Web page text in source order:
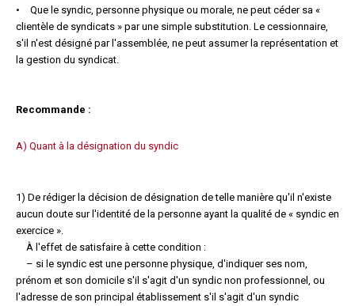
• Que le syndic, personne physique ou morale, ne peut céder sa «
clientèle de syndicats » par une simple substitution. Le cessionnaire,
s'il n'est désigné par l'assemblée, ne peut assumer la représentation et
la gestion du syndicat.
Recommande :
A) Quant à la désignation du syndic
1) De rédiger la décision de désignation de telle manière qu'il n'existe
aucun doute sur l'identité de la personne ayant la qualité de « syndic en
exercice ».
À l'effet de satisfaire à cette condition :
– si le syndic est une personne physique, d'indiquer ses nom,
prénom et son domicile s'il s'agit d'un syndic non professionnel, ou
l'adresse de son principal établissement s'il s'agit d'un syndic